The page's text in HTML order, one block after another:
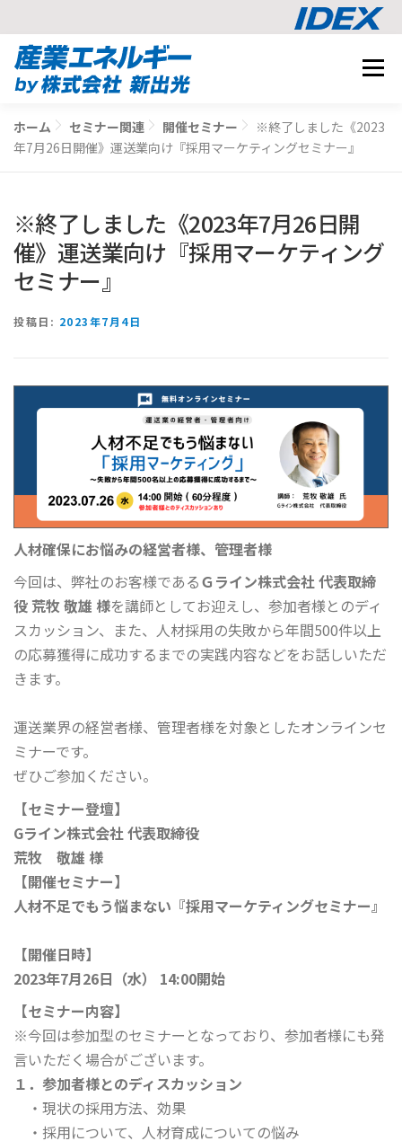
メニ
BUSINESS
導入事例
KNOWLEDGE
CO2削減シミュレーション
SIMULATION
ホーム セミナー関連 開催セミナー
※終了しました《2023
年7月26日開催》運送業向け『採用マーケティングセミナー』
※終了しました《2023年7月26日開
催》運送業向け『採用マーケティング
セミナー』
投稿日: 2023年7月4日
人材確保にお悩みの経営者様、管理者様
今回は、弊社のお客様であるＧライン株式会社 代表取締
役 荒牧 敬雄 様を講師としてお迎えし、参加者様とのディ
スカッション、また、人材採用の失敗から年間500件以上
の応募獲得に成功するまでの実践内容などをお話しいただ
きます。
運送業界の経営者様、管理者様を対象としたオンラインセ
ミナーです。
ぜひご参加ください。
【セミナー登壇】
Gライン株式会社 代表取締役
荒牧 敬雄 様
【開催セミナー】
人材不足でもう悩まない『採用マーケティングセミナー』
【開催日時】
2023年7月26日（水） 14:00開始
【セミナー内容】
※今回は参加型のセミナーとなっており、参加者様にも発
言いただく場合がございます。
１．参加者様とのディスカッション
・現状の採用方法、効果
・採用について、人材育成についての悩み